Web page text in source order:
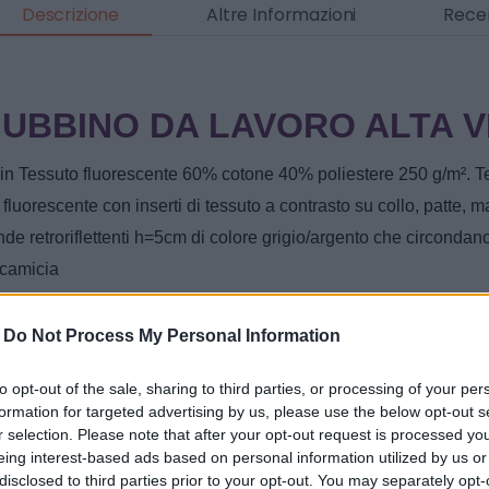
Do Not Process My Personal Information
opt-out of the sale, sharing to third parties, or processing of your
for targeted advertising by us, please use the below opt-out
selection. Please note that after your opt-out request is processed
interest-based ads based on personal information utilized by us
to third parties prior to your opt-out. You may separately
Descrizione Altre Informazioni
DA LAVORO ALTA
Tessuto fluorescente 60% cotone 40% poliestere 250 g/m².
fluorescente con inserti di tessuto a contrasto su collo, patte,
retroriflettenti h=5cm di colore grigio/argento che
a giro
centrale mediante bottoni ricoperti da patta
porta-penne e una porta cellulare con patta chiusa da velcro,
di regolazione in vita
lavaggi: 50